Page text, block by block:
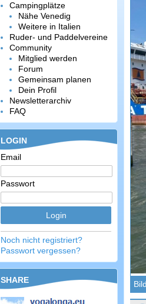
Campingplätze
Nähe Venedig
Weitere in Italien
Ruder- und Paddelvereine
Community
Mitglied werden
Forum
Gemeinsam planen
Dein Profil
Newsletterarchiv
FAQ
LOGIN
Email
Passwort
Noch nicht registriert?
Passwort vergessen?
SHARE